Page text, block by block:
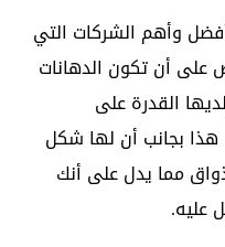
وأهم الشركات التي
على أن تكون الدهانات
القدرة على
هذا بجانب أن لها شكل
مما يدل على أنك
عليه.